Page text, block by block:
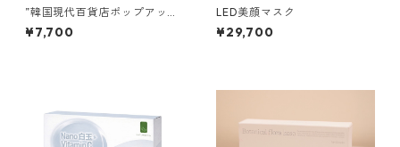
”韓国現代百貨店ポップアップ
商品”スキン・ボディミストSE
Tマロンローズ/ヴェルデウッ
¥7,700
LED美顔マスク
¥29,700